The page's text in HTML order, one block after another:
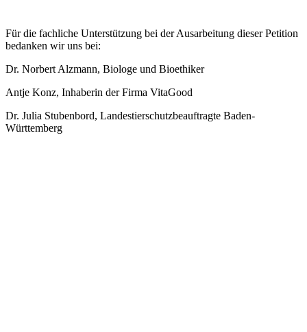
Für die fachliche Unterstützung bei der Ausarbeitung dieser Petition
bedanken wir uns bei:
Dr. Norbert Alzmann, Biologe und Bioethiker
Antje Konz, Inhaberin der Firma VitaGood
Dr. Julia Stubenbord, Landestierschutzbeauftragte Baden-
Württemberg